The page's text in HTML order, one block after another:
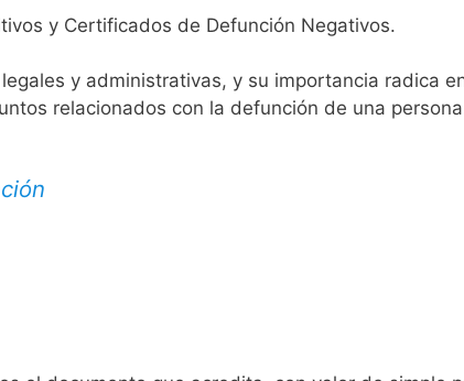
y Certificados de Defunción Negativos.
y administrativas, y su importancia radica
relacionados con la defunción de una